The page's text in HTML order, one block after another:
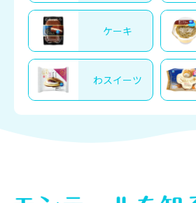
ケーキ
わスイーツ